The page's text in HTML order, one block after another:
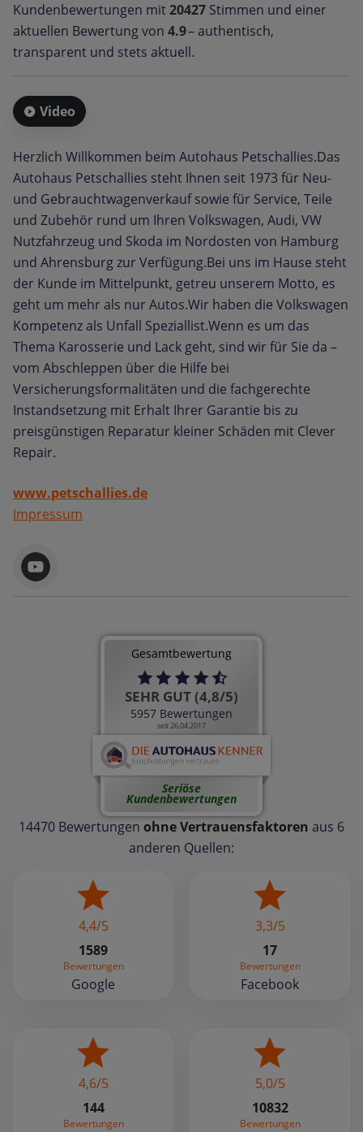
Kundenbewertungen mit20427 Stimmen und einer
aktuellen Bewertung von 4.9– authentisch,
transparent und stets aktuell.
Video
Herzlich Willkommen beim Autohaus Petschallies.Das
Autohaus Petschallies steht Ihnen seit 1973 für Neu-
und Gebrauchtwagenverkauf sowie für Service, Teile
und Zubehör rund um Ihren Volkswagen, Audi, VW
Nutzfahrzeug und Skoda im Nordosten von Hamburg
und Ahrensburg zur Verfügung.Bei uns im Hause steht
der Kunde im Mittelpunkt, getreu unserem Motto, es
geht um mehr als nur Autos.Wir haben die Volkswagen
Kompetenz als Unfall Speziallist.Wenn es um das
Thema Karosserie und Lack geht, sind wir für Sie da –
vom Abschleppen über die Hilfe bei
Versicherungsformalitäten und die fachgerechte
Instandsetzung mit Erhalt Ihrer Garantie bis zu
preisgünstigen Reparatur kleiner Schäden mit Clever
Repair.
www.petschallies.de
Impressum
Gesamtbewertung
SEHR GUT (4,8/5)
5957 Bewertungen
seit 26.04.2017
Seriöse
Kundenbewertungen
14470 Bewertungen ohne Vertrauensfaktoren aus 6
anderen Quellen:
4,4/5
1589
Bewertungen
Google
3,3/5
17
Bewertungen
Facebook
4,6/5
144
Bewertungen
5,0/5
10832
Bewertungen